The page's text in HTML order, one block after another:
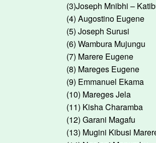
(3)Joseph Mnibhi –
(4) Augostino Eugene
(5) Joseph Surusi
(6) Wambura Mujungu
(7) Marere Eugene
(8) Mareges Eugene
(9) Emmanuel Ekama
(10) Mareges Jela
(11) Kisha Charamba
(12) Garani Magafu
(13) Mugini Kibusi